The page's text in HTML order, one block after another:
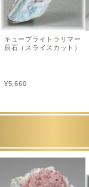
キュープライトラリマー
原石（スライスカット）
¥5,660